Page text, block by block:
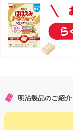
明治製品のご紹介